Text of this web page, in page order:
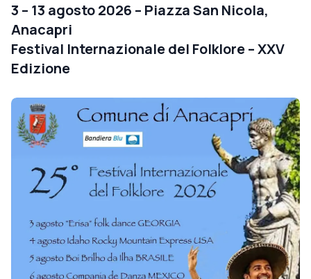
3 – 13 agosto 2026 – Piazza San Nicola,
Anacapri
Festival Internazionale del Folklore – XXV
Edizione